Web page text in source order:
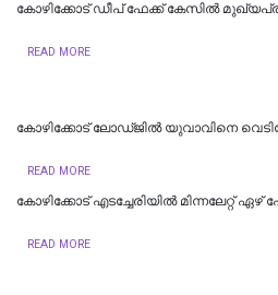
കോഴിക്കോട് ഡീപ് ഫേക്ക് കേസില്‍
READ MORE
കോഴിക്കോട് ലോഡ്ജിൽ യുവാവിനെ
READ MORE
കോഴിക്കോട് എടച്ചേരിയിൽ മിന്നലേറ്റ് ഏഴ്
READ MORE